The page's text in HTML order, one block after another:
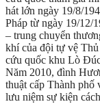
hát lớn ngày 19/8/
Pháp từ ngày 19/12/
– trung chuyển
khí của đội tự vệ
cứu quốc khu Lò
Năm 2010, đình
thuật cấp Thành phố
lưu niệm sự kiện